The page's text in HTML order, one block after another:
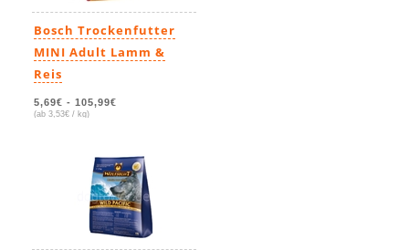
Bosch Trockenfutter
MINI Adult Lamm &
Reis
5,69€ - 105,99€
(ab 3,53€ / kg)